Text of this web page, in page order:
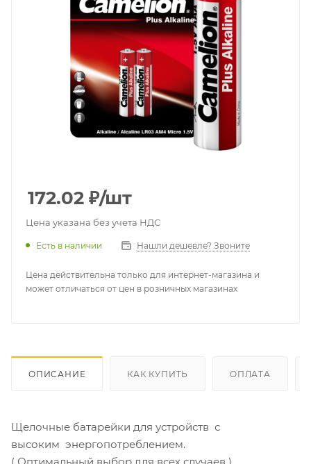
172.02 ₽/шт
Цена указана без учета НДС
Есть в наличии Нашли дешевле? Звоните
Цена действительна только для интернет-магазина и
может отличаться от цен в розничных магазинах
ОПИСАНИЕ КАК КУПИТЬ ОПЛАТА
Щелочные батарейки для устройств с
высоким энергопотреблением.